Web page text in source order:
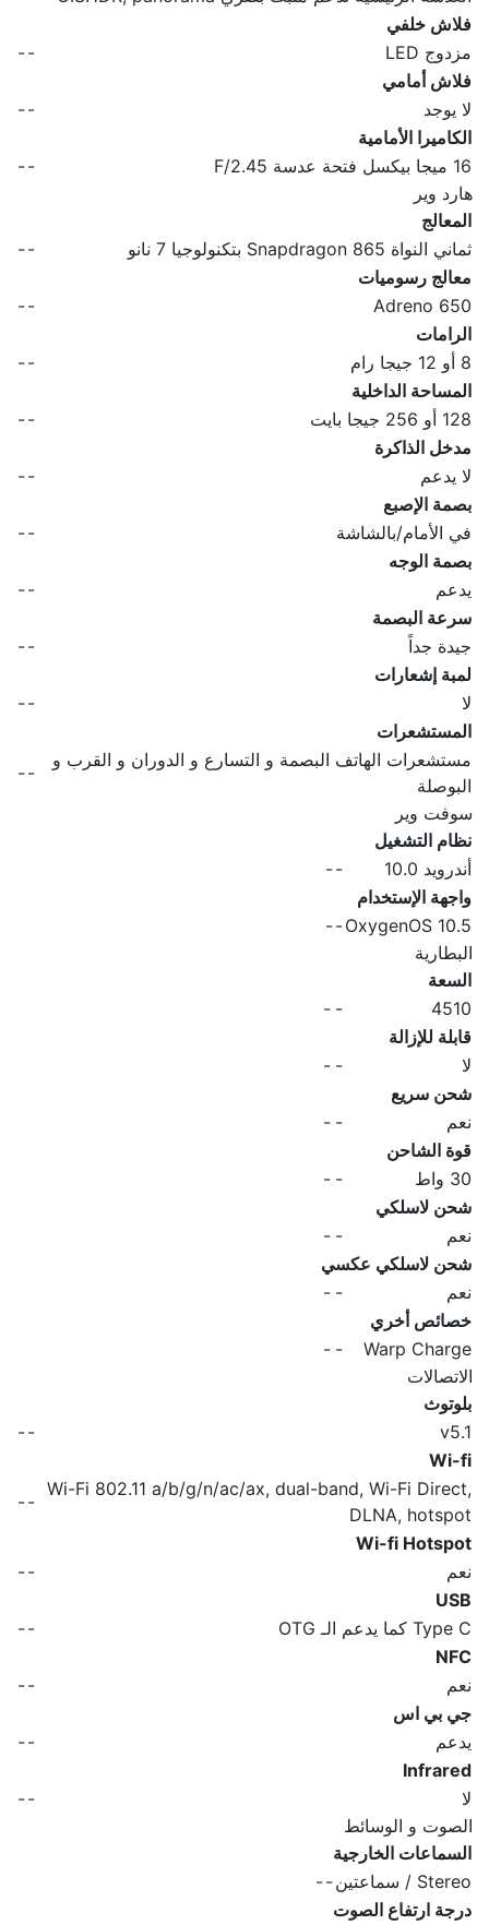
فلاش خلفي
مزدوج LED
-
-
فلاش أمامي
لا يوجد
-
-
الكاميرا الأمامية
16 ميجا بيكسل فتحة عدسة F/2.45
-
-
هارد وير
المعالج
ثماني النواة Snapdragon 865 بتكنولوجيا 7 نانو
-
-
معالج رسوميات
Adreno 650
-
-
الرامات
8 أو 12 جيجا رام
-
-
المساحة الداخلية
128 أو 256 جيجا بايت
-
-
مدخل الذاكرة
لا يدعم
-
-
بصمة الإصبع
في الأمام/بالشاشة
-
-
بصمة الوجه
يدعم
-
-
سرعة البصمة
جيدة جداً
-
-
لمبة إشعارات
لا
-
-
المستشعرات
مستشعرات الهاتف البصمة و التسارع و الدوران و القرب و
البوصلة
-
-
سوفت وير
نظام التشغيل
أندرويد 10.0
-
-
واجهة الإستخدام
OxygenOS 10.5
-
-
البطارية
السعة
4510
-
-
قابلة للإزالة
لا
-
-
شحن سريع
نعم
-
-
قوة الشاحن
30 واط
-
-
شحن لاسلكي
نعم
-
-
شحن لاسلكي عكسي
نعم
-
-
خصائص أخري
Warp Charge
-
-
الاتصالات
بلوتوث
v5.1
-
-
Wi-fi
Wi-Fi 802.11 a/b/g/n/ac/ax, dual-band, Wi-Fi Direct,
DLNA, hotspot
-
-
Wi-fi Hotspot
نعم
-
-
USB
Type C كما يدعم الـ OTG
-
-
NFC
نعم
-
-
جي بي اس
يدعم
-
-
Infrared
لا
-
-
الصوت و الوسائط
السماعات الخارجية
Stereo / سماعتين
-
-
درجة ارتفاع الصوت